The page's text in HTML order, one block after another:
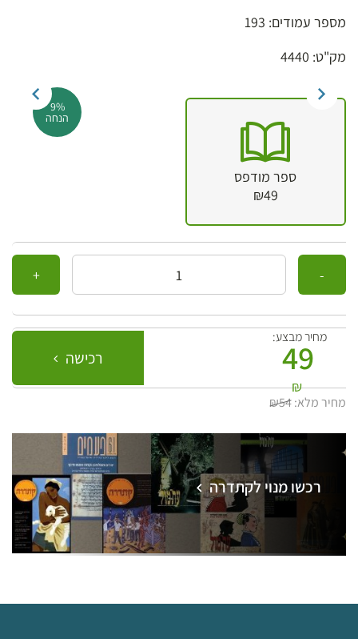
מספר עמודים: 193
מק"ט: 4440
9%
הנחה
ספר מודפס
₪49
כמות
מחיר מבצע:
49
₪
רכישה
מחיר מלא:₪54
רכשו מנוי לקתדרה